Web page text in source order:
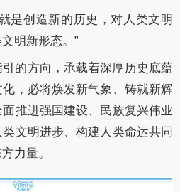
是创造新的历史，对人类文明
明新形态。”
的方向，承载着深厚历史底蕴
，必将焕发新气象、铸就新辉
推进强国建设、民族复兴伟业
文明进步、构建人类命运共同
力量。